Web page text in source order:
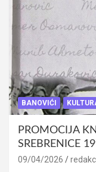
BANOVIĆI
PROMOCIJA
SREBRENICE
09/04/2026